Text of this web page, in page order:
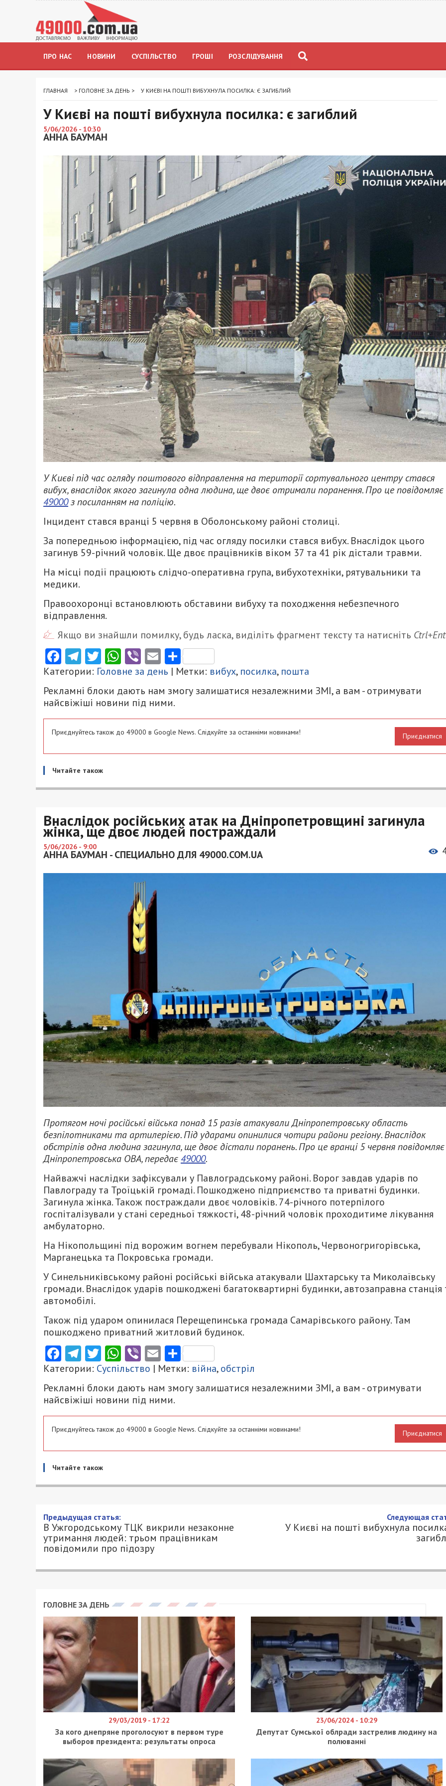
ПРО НАС НОВИНИ СУСПІЛЬСТВО ГРОШІ РОЗСЛІДУВАННЯ
ГЛАВНАЯ > ГОЛОВНЕ ЗА ДЕНЬ > У КИЄВІ НА ПОШТІ ВИБУХНУЛА ПОСИЛКА: Є ЗАГИБЛИЙ
У Києві на пошті вибухнула посилка: є загиблий
5/06/2026 - 10:30
АННА БАУМАН
У Києві під час огляду поштового відправлення на території сортувального центру стався
вибух, внаслідок якого загинула одна людина, ще двоє отримали поранення. Про це повідомляє
49000з посиланням на поліцію.
Інцидент стався вранці 5 червня в Оболонському районі столиці.
За попередньою інформацією, під час огляду посилки стався вибух. Внаслідок цього
загинув 59-річний чоловік. Ще двоє працівників віком 37 та 41 рік дістали травми.
На місці події працюють слідчо-оперативна група, вибухотехніки, рятувальники та
медики.
Правоохоронці встановлюють обставини вибуху та походження небезпечного
відправлення.
Якщо ви знайшли помилку, будь ласка, виділіть фрагмент тексту та натисніть
Facebook
Telegram
Twitter
WhatsApp
ViberEmailПоділитися
Категории: Головне за день | Метки: вибух, посилка, пошта
Рекламні блоки дають нам змогу залишатися незалежними ЗМІ, а вам - отримувати
найсвіжіші новини під ними.
Приєднуйтесь також до 49000 в Google News. Слідкуйте за останніми новинами! Приєднатися
Читайте також
Внаслідок російських атак на Дніпропетровщині загинула
жінка, ще двоє людей постраждали
5/06/2026 - 9:00
АННА БАУМАН - СПЕЦИАЛЬНО ДЛЯ 49000.COM.UA
Протягом ночі російські війська понад 15 разів атакували Дніпропетровську область
безпілотниками та артилерією. Під ударами опинилися чотири райони регіону. Внаслідок
обстрілів одна людина загинула, ще двоє дістали поранень. Про це вранці 5 червня повідомляє
Дніпропетровська ОВА, передає49000.
Найважчі наслідки зафіксували у Павлоградському районі. Ворог завдав ударів по
Павлограду та Троїцькій громаді. Пошкоджено підприємство та приватні будинки.
Загинула жінка. Також постраждали двоє чоловіків. 74-річного потерпілого
госпіталізували у стані середньої тяжкості, 48-річний чоловік проходитиме лікування
амбулаторно.
На Нікопольщині під ворожим вогнем перебували Нікополь, Червоногригорівська,
Марганецька та Покровська громади.
У Синельниківському районі російські війська атакували Шахтарську та Миколаївську
громади. Внаслідок ударів пошкоджені багатоквартирні будинки, автозаправна станція
автомобілі.
Також під ударом опинилася Перещепинська громада Самарівського району. Там
пошкоджено приватний житловий будинок.
Facebook
Telegram
Twitter
WhatsApp
ViberEmailПоділитися
Категории: Суспільство | Метки: війна,обстріл
Рекламні блоки дають нам змогу залишатися незалежними ЗМІ, а вам - отримувати
найсвіжіші новини під ними.
Приєднуйтесь також до 49000 в Google News. Слідкуйте за останніми новинами! Приєднатися
Читайте також
Предыдущая статья:
В Ужгородському ТЦК викрили незаконне
утримання людей: трьом працівникам
повідомили про підозру
Следующая
У Києві на пошті вибухнула
ГОЛОВНЕ ЗА ДЕНЬ
29/03/2019 - 17:22
За кого днепряне проголосуют в первом туре
выборов президента: результаты опроса
23/06/2024 - 10:29
Депутат Сумської облради застрелив людину на
полюванні